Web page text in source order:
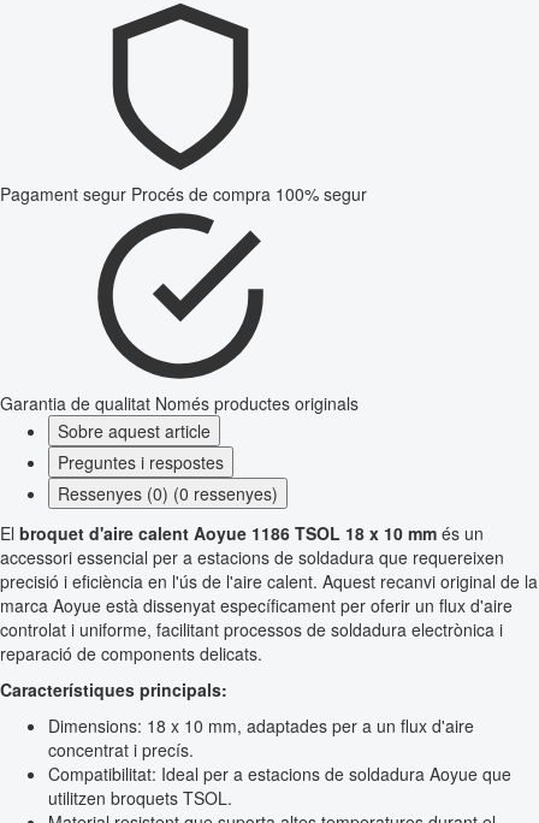
Pagament segur Procés de compra 100% segur
Garantia de qualitat Només productes originals
Sobre aquest article
Preguntes i respostes
Ressenyes (0) (0 ressenyes)
El broquet d'aire calent Aoyue 1186 TSOL 18 x 10 mm és un
accessori essencial per a estacions de soldadura que requereixen
precisió i eficiència en l'ús de l'aire calent. Aquest recanvi original de la
marca Aoyue està dissenyat específicament per oferir un flux d'aire
controlat i uniforme, facilitant processos de soldadura electrònica i
reparació de components delicats.
Característiques principals:
Dimensions: 18 x 10 mm, adaptades per a un flux d'aire
concentrat i precís.
Compatibilitat: Ideal per a estacions de soldadura Aoyue que
utilitzen broquets TSOL.